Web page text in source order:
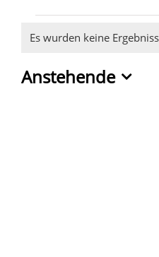
Hinweis
Es wurden keine
Anstehende